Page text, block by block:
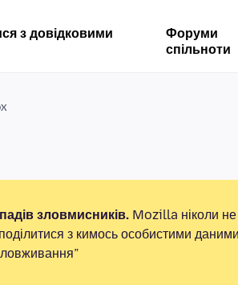
з довідковими
Форуми
спільноти
зловмисників. Mozilla ніколи
з кимось особистими